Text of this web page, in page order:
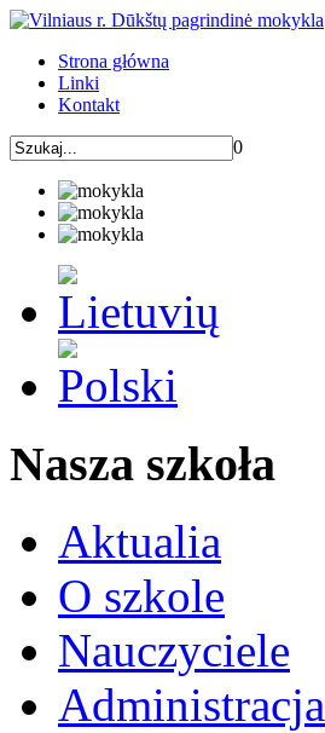
Strona główna
Linki
Kontakt
0
Nasza szkoła
Aktualia
O szkole
Nauczyciele
Administracja